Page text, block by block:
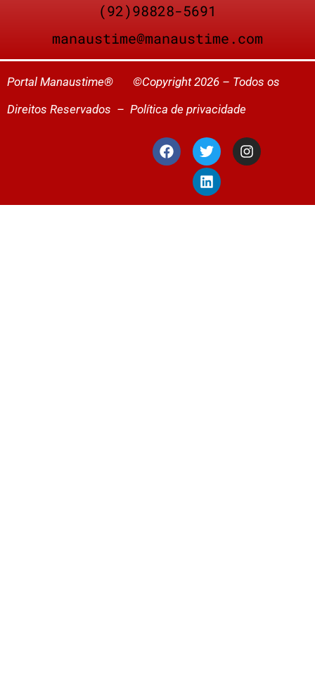
(92)98828-5691
manaustime@manaustime.com
Portal Manaustime® ©Copyright 2026 – Todos os
Direitos Reservados – Política de privacidade